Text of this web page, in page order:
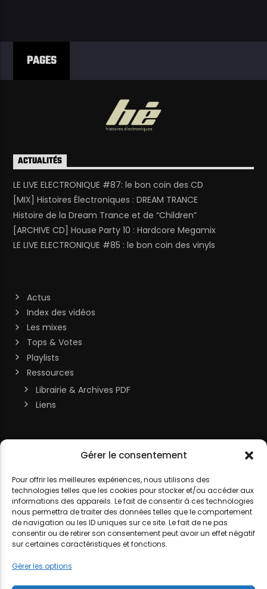
Gérer le consentement
Pour offrir les meilleures expériences, nous utilisons des
technologies telles que les cookies pour stocker et/ou accéder aux
informations des appareils. Le fait de consentir à ces technologies
nous permettra de traiter des données telles que le comportement
de navigation ou les ID uniques sur ce site. Le fait de ne pas
consentir ou de retirer son consentement peut avoir un effet négatif
sur certaines caractéristiques et fonctions.
Gérer les options
PAGES
ACTUALITÉS
LE LIVE ELECTRONIQUE #87: le bon coin des CD
[MIX] Histoires Électroniques : DREAM TRANCE
Histoire de la Dream Trance et de “Children”
[ARCHIVE CD] House Party 10 : Hardcore Megamix
LE LIVE ELECTRONIQUE #85 : le bon coin des vinyls
Actus
Index des vidéos
Les mixes
Tops & Votes
Playlists
Ressources
Librairie & Archives PDF
Liens
MON COMPTE
Contact
DJ LITTLE NEMO
CONFIDENTIALITÉ